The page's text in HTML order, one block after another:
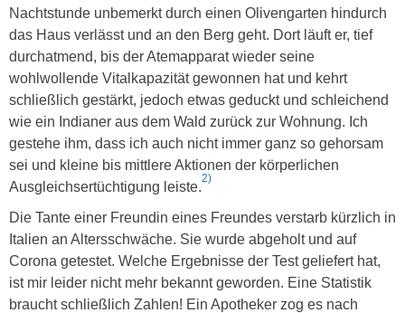
Nachtstunde unbemerkt durch einen Olivengarten hindurch
das Haus verlässt und an den Berg geht. Dort läuft er, tief
durchatmend, bis der Atemapparat wieder seine
wohlwollende Vitalkapazität gewonnen hat und kehrt
schließlich gestärkt, jedoch etwas geduckt und schleichend
wie ein Indianer aus dem Wald zurück zur Wohnung. Ich
gestehe ihm, dass ich auch nicht immer ganz so gehorsam
sei und kleine bis mittlere Aktionen der körperlichen
Ausgleichsertüchtigung leiste.
2)
Die Tante einer Freundin eines Freundes verstarb kürzlich in
Italien an Altersschwäche. Sie wurde abgeholt und auf
Corona getestet. Welche Ergebnisse der Test geliefert hat,
ist mir leider nicht mehr bekannt geworden. Eine Statistik
braucht schließlich Zahlen! Ein Apotheker zog es nach